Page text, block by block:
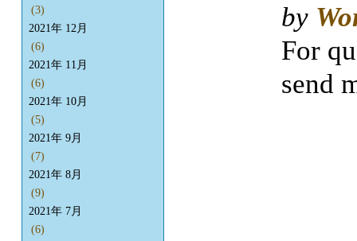
(3)
2021年 12月
(6)
2021年 11月
(6)
2021年 10月
(5)
2021年 9月
(7)
2021年 8月
(9)
2021年 7月
(6)
by
For
send